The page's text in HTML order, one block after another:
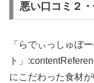
悪い口コミ２
「らでぃっしゅぼ
ト」
にこだわった食材